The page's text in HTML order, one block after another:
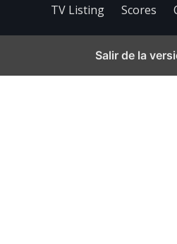
TV Listing Scores
Salir de la